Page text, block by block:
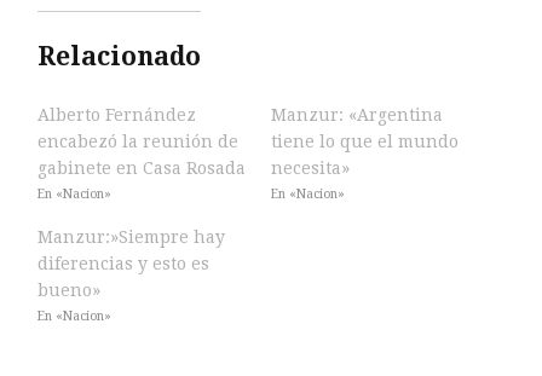
Relacionado
Alberto Fernández
encabezó la reunión de
gabinete en Casa Rosada
En «Nacion»
Manzur: «Argentina
tiene lo que el mundo
necesita»
En «Nacion»
Manzur:»Siempre hay
diferencias y esto es
bueno»
En «Nacion»